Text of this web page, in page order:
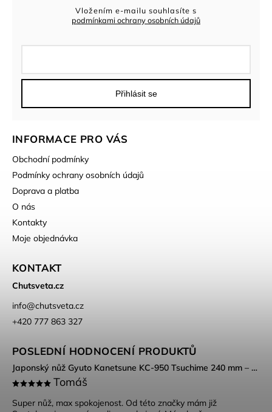
INFORMACE PRO VÁS
Obchodní podmínky
Podmínky ochrany osobních údajů
Doprava a platba
O nás
Kontakty
Moje objednávka
KONTAKT
Chutsveta.cz
info@chutsveta.cz
+420 777 863 327
POSLEDNÍ HODNOCENÍ PRODUKTŮ
Japonský nůž Gyuto Kanetsune KC-950 Tsuchime 240 mm – DSR-1K6 ocel, Tsuchime povrch
Tomáš
Super nůž, max spokojenost. Od této značky mám již
Vložením e-mailu souhlasíte s
podmínkami ochrany osobních údajů
Přihlásit se